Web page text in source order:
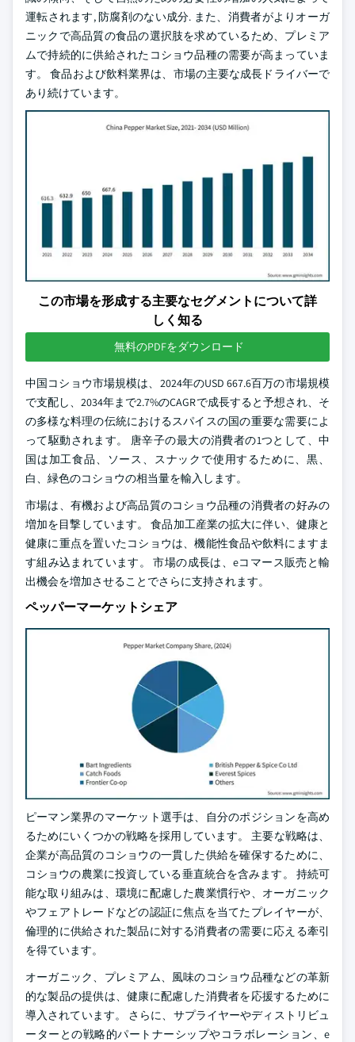
運転されます, 防腐剤のない成分. また、消費者がよりオーガ
ニックで高品質の食品の選択肢を求めているため、プレミア
ムで持続的に供給されたコショウ品種の需要が高まっていま
す。 食品および飲料業界は、市場の主要な成長ドライバーで
あり続けています。
この市場を形成する主要なセグメントについて詳
しく知る
無料のPDFをダウンロード
中国コショウ市場規模は、2024年のUSD 667.6百万の市場規模
で支配し、2034年まで2.7%のCAGRで成長すると予想され、そ
の多様な料理の伝統におけるスパイスの国の重要な需要によ
って駆動されます。 唐辛子の最大の消費者の1つとして、中
国は加工食品、ソース、スナックで使用するために、黒、
白、緑色のコショウの相当量を輸入します。
市場は、有機および高品質のコショウ品種の消費者の好みの
増加を目撃しています。 食品加工産業の拡大に伴い、健康と
健康に重点を置いたコショウは、機能性食品や飲料にますま
す組み込まれています。 市場の成長は、eコマース販売と輸
出機会を増加させることでさらに支持されます。
ペッパーマーケットシェア
ピーマン業界のマーケット選手は、自分のポジションを高め
るためにいくつかの戦略を採用しています。 主要な戦略は、
企業が高品質のコショウの一貫した供給を確保するために、
コショウの農業に投資している垂直統合を含みます。 持続可
能な取り組みは、環境に配慮した農業慣行や、オーガニック
やフェアトレードなどの認証に焦点を当てたプレイヤーが、
倫理的に供給された製品に対する消費者の需要に応える牽引
を得ています。
オーガニック、プレミアム、風味のコショウ品種などの革新
的な製品の提供は、健康に配慮した消費者を応援するために
導入されています。 さらに、サプライヤーやディストリビュ
ーターとの戦略的パートナーシップやコラボレーション、e